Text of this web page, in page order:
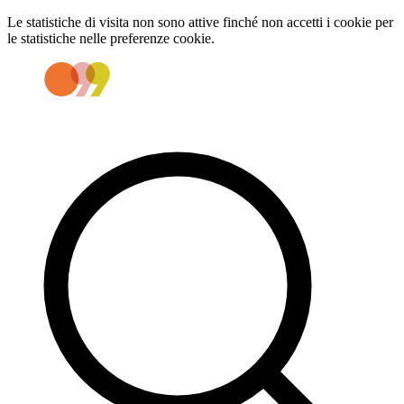
Le statistiche di visita non sono attive finché non accetti i cookie per
le statistiche nelle preferenze cookie.